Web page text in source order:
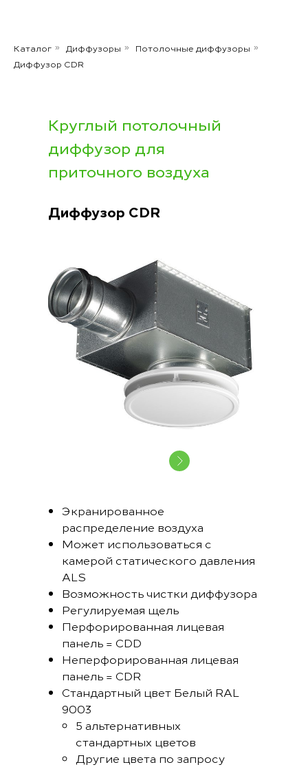
Каталог » Диффузоры » Потолочные диффузоры »
Диффузор CDR
Круглый потолочный
диффузор для
приточного воздуха
Диффузор CDR
Экранированное
распределение воздуха
Может использоваться с
камерой статического давления
ALS
Возможность чистки диффузора
Регулируемая щель
Перфорированная лицевая
панель = CDD
Неперфорированная лицевая
панель = CDR
Стандартный цвет Белый RAL
9003
5 альтернативных
стандартных цветов
Другие цвета по запросу